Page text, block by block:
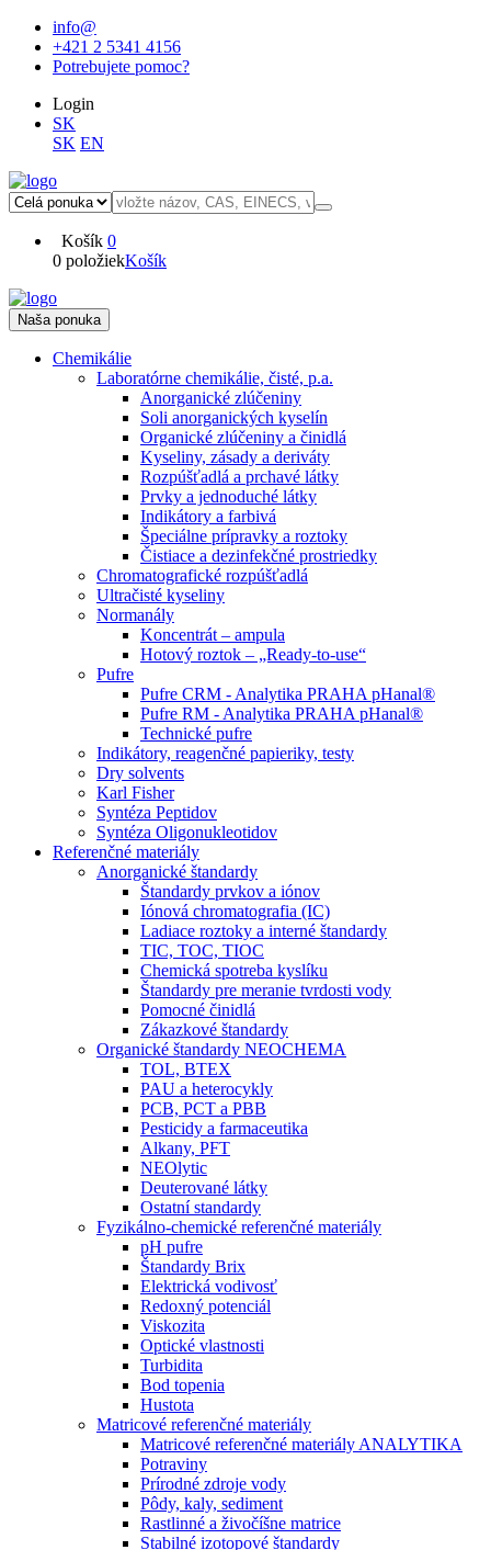
info@
+421 2 5341 4156
Potrebujete pomoc?
Login
SK
SK EN
Košík 0
0 položiekKošík
Naša ponuka
Chemikálie
Laboratórne chemikálie, čisté, p.a.
Anorganické zlúčeniny
Soli anorganických kyselín
Organické zlúčeniny a činidlá
Kyseliny, zásady a deriváty
Rozpúšťadlá a prchavé látky
Prvky a jednoduché látky
Indikátory a farbivá
Špeciálne prípravky a roztoky
Čistiace a dezinfekčné prostriedky
Chromatografické rozpúšťadlá
Ultračisté kyseliny
Normanály
Koncentrát – ampula
Hotový roztok – „Ready-to-use“
Pufre
Pufre CRM - Analytika PRAHA pHanal®
Pufre RM - Analytika PRAHA pHanal®
Technické pufre
Indikátory, reagenčné papieriky, testy
Dry solvents
Karl Fisher
Syntéza Peptidov
Syntéza Oligonukleotidov
Referenčné materiály
Anorganické štandardy
Štandardy prvkov a iónov
Iónová chromatografia (IC)
Ladiace roztoky a interné štandardy
TIC, TOC, TIOC
Chemická spotreba kyslíku
Štandardy pre meranie tvrdosti vody
Pomocné činidlá
Zákazkové štandardy
Organické štandardy NEOCHEMA
TOL, BTEX
PAU a heterocykly
PCB, PCT a PBB
Pesticidy a farmaceutika
Alkany, PFT
NEOlytic
Deuterované látky
Ostatní standardy
Fyzikálno-chemické referenčné materiály
pH pufre
Štandardy Brix
Elektrická vodivosť
Redoxný potenciál
Viskozita
Optické vlastnosti
Turbidita
Bod topenia
Hustota
Matricové referenčné materiály
Matricové referenčné materiály ANALYTIKA
Potraviny
Prírodné zdroje vody
Pôdy, kaly, sediment
Rastlinné a živočíšne matrice
Stabilné izotopové štandardy